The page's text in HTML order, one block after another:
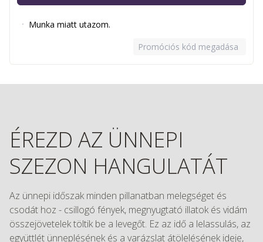
Munka miatt utazom.
Promóciós kód megadása
ÉREZD AZ ÜNNEPI
SZEZON HANGULATÁT
Az ünnepi időszak minden pillanatban melegséget és
csodát hoz - csillogó fények, megnyugtató illatok és vidám
összejövetelek töltik be a levegőt. Ez az idő a lelassulás, az
együttlét ünneplésének és a varázslat átölelésének ideje,